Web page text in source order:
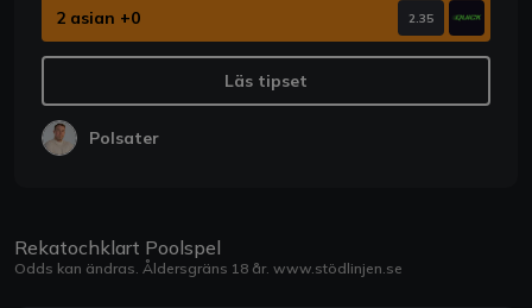
2 asian +0 2.35
Läs tipset
Polsater
Rekatochklart Poolspel
Odds kan ändras. Åldersgräns 18 år. www.stödlinjen.se